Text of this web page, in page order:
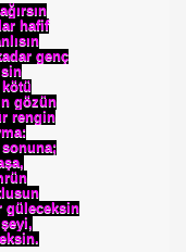
hafif
genç
gözün
rengin
sonuna;
güleceksin